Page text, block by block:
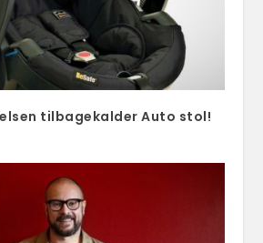
tilbagekalder Auto stol!